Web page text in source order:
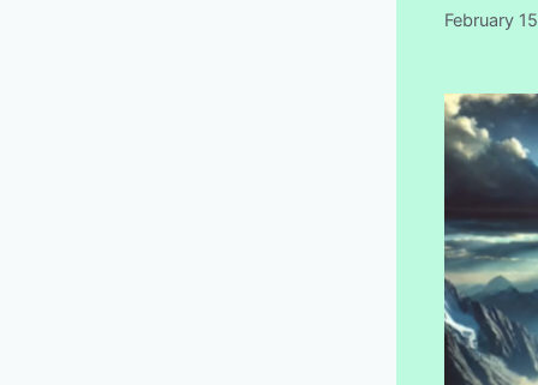
February